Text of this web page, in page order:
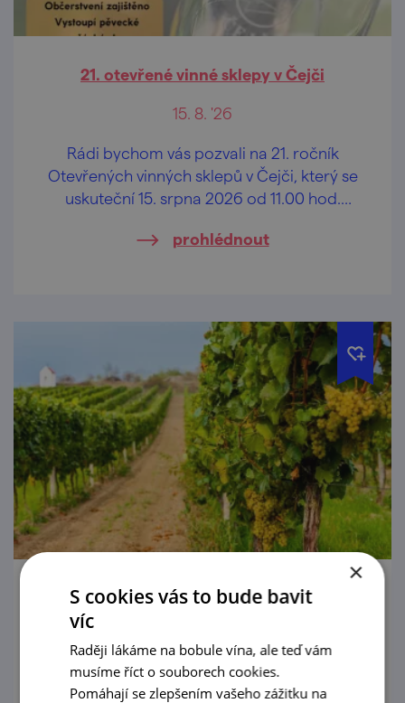
21. otevřené vinné sklepy v Čejči
15. 8. '26
Rádi bychom vás pozvali na 21. ročník
Otevřených vinných sklepů v Čejči, který se
uskuteční 15. srpna 2026 od 11.00 hod.
Búdama".
prohlédnout
Zarážení hory v Kobylí
Zarážení hory v Kobylí
×
S cookies vás to bude bavit
víc
Raději lákáme na bobule vína, ale teď vám
musíme říct o souborech cookies.
Pomáhají se zlepšením vašeho zážitku na